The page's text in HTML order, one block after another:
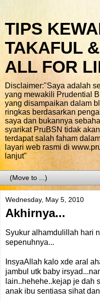
TIPS
TAKAFUL
ALL FOR
Disclaimer:"Saya adalah
yang mewakili Prudential
yang disampaikan dalam
ringkas berdasarkan
saya dan bukannya
syarikat PruBSN tidak
terdapat salah faham
layari web rasmi di
lanjut"
Wednesday, May 5, 2010
Akhirnya...
Syukur alhamdulillah hari
sepenuhnya...
InsyaAllah kalo xde aral
jambul utk baby
lain..hehehe..kejap je dah
anak ibu sentiasa sihat